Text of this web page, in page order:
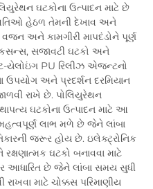
ઘટકોના ઉત્પાદન માટે છે
હેઠળ તેમની દેખાવ અને
અને કામગીરી માપદંડોને પૂર્ણ
કસન્સ, સજાવટી ઘટકો અને
યેલોઇંગ PU રિલીઝ એજન્ટનો
અને પ્રદર્શન દરમિયાન
રાખે છે. પોલિયુરેથન
ઘટકોના ઉત્પાદન માટે આ
લાભ મળે છે જેને લાંબા
જરૂર હોય છે. ઇલેક્ટ્રોનિક
ઘટકો બનાવવા માટે
આધારિત છે જેને લાંબા સમય સુધી
માટે ચોક્કસ પરિમાણીય